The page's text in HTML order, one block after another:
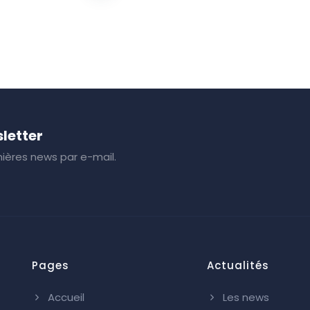
news par e-mail.
Pages
Accueil
Actualités
Les news